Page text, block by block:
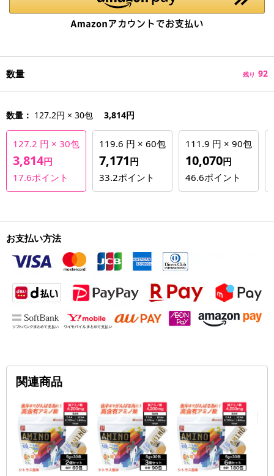
数量 残り 92
数量： 127.2円 × 30包 3,814円
127.2 円 × 30包
3,814円
17.6ポイント
119.6 円 × 60包
7,171円
33.2ポイント
111.9 円 × 90包
10,070円
46.6ポイント
お支払い方法
関連商品